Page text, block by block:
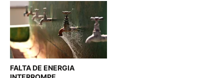
FALTA DE ENERGIA